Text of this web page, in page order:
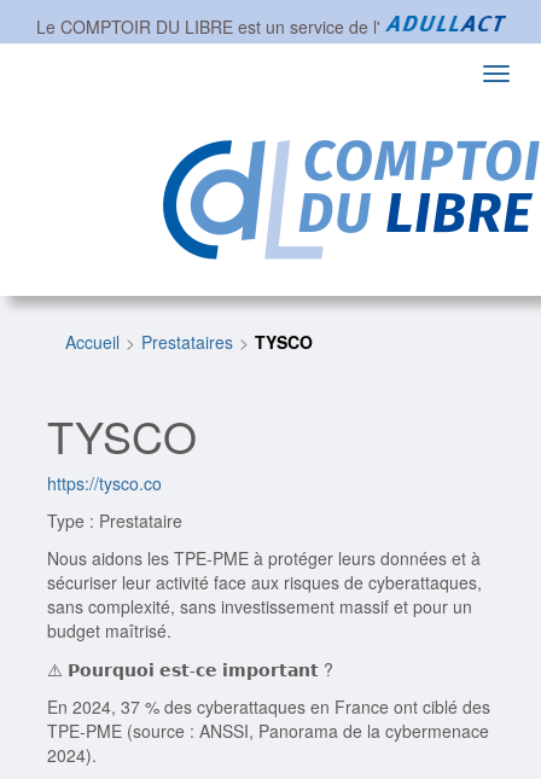
Le COMPTOIR DU LIBRE est un service de l'
Accueil Prestataires TYSCO
TYSCO
https://tysco.co
Type : Prestataire
Nous aidons les TPE-PME à protéger leurs données et à
sécuriser leur activité face aux risques de cyberattaques,
sans complexité, sans investissement massif et pour un
budget maîtrisé.
⚠️ 𝗣𝗼𝘂𝗿𝗾𝘂𝗼𝗶 𝗲𝘀𝘁-𝗰𝗲 𝗶𝗺𝗽𝗼𝗿𝘁𝗮𝗻𝘁 ?
En 2024, 37 % des cyberattaques en France ont ciblé des
TPE-PME (source : ANSSI, Panorama de la cybermenace
2024).